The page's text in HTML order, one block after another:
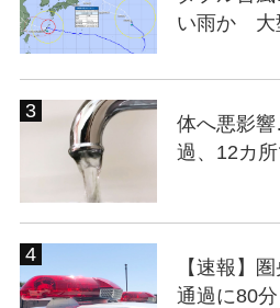
い雨か 大
体へ悪影
過、12カ
【速報】
通過に80